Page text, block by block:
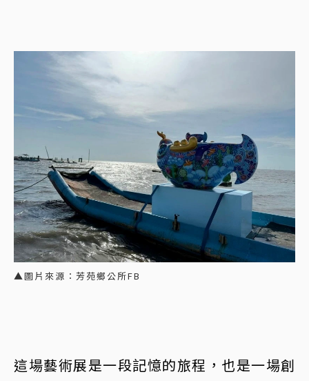
▲圖片來源：芳苑鄉公所FB
這場藝術展是一段記憶的旅程，也是一場創